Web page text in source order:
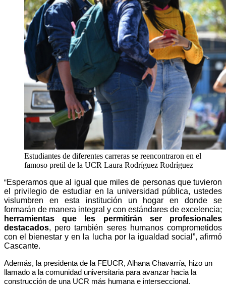
Estudiantes de diferentes carreras se reencontraron en el
famoso pretil de la UCR Laura Rodríguez Rodríguez
“Esperamos que al igual que miles de personas que tuvieron
el privilegio de estudiar en la universidad pública, ustedes
vislumbren en esta institución un hogar en donde se
formarán de manera integral y con estándares de excelencia;
herramientas que les permitirán ser profesionales
destacados, pero también seres humanos comprometidos
con el bienestar y en la lucha por la igualdad social”, afirmó
Cascante.
Además, la presidenta de la FEUCR, Alhana Chavarría, hizo un
llamado a la comunidad universitaria para avanzar hacia la
construcción de una UCR más humana e interseccional.